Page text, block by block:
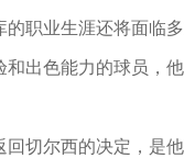
的职业生涯还将面临
出色能力的球员，
回切尔西的决定，是